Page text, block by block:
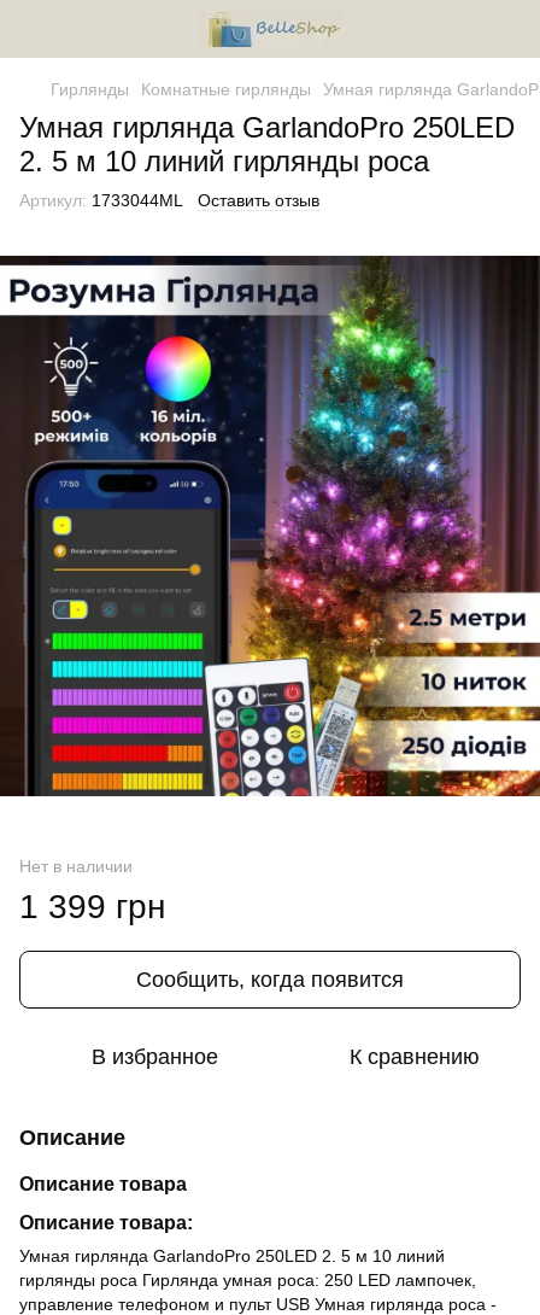
Гирлянды Комнатные гирлянды Умная гирлянда
Умная гирлянда GarlandoPro 250LED
2. 5 м 10 линий гирлянды роса
Артикул: 1733044ML Оставить отзыв
Нет в наличии
1 399 грн
Сообщить, когда появится
В избранное К сравнению
Описание
Описание товара
Описание товара:
Умная гирлянда GarlandoPro 250LED 2. 5 м 10 линий
гирлянды роса Гирлянда умная роса: 250 LED лампочек,
управление телефоном и пульт USB Умная гирлянда роса -